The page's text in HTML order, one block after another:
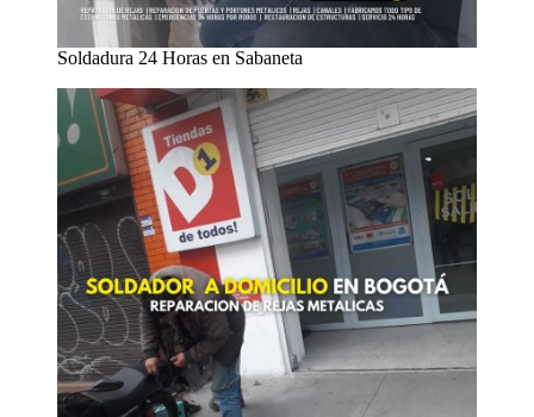
Soldadura 24 Horas en Sabaneta